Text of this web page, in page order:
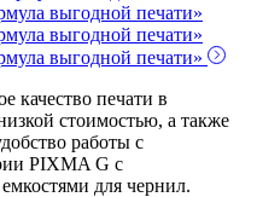
выгодной печати»
выгодной печати»
выгодной печати»
качество печати в
стоимостью, а также
работы с
PIXMA G с
для чернил.